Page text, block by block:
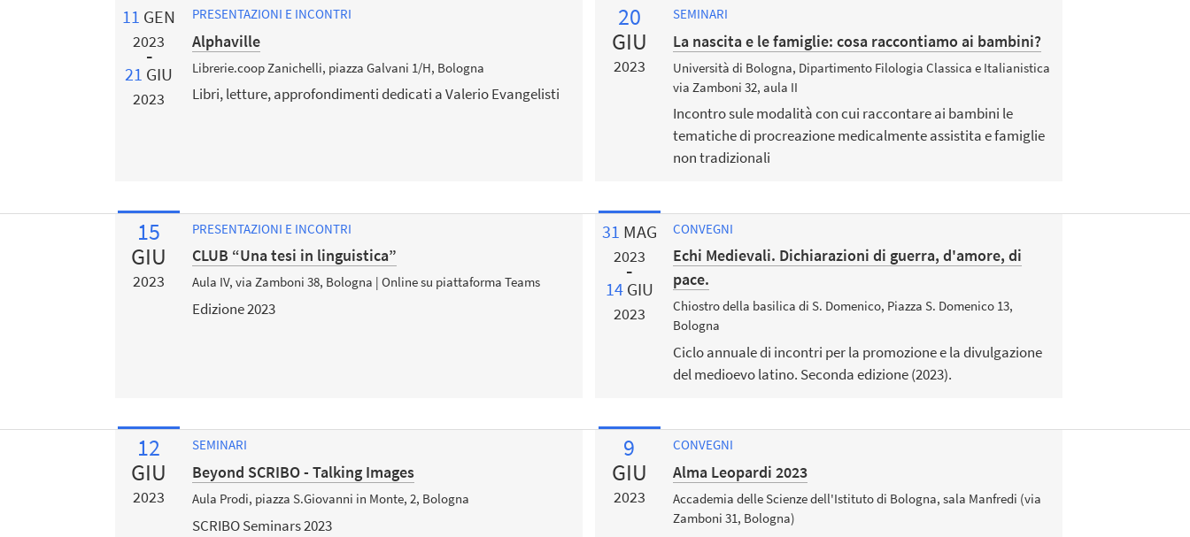
11 GEN
2023
21 GIU
2023
PRESENTAZIONI E INCONTRI
Alphaville
Librerie.coop Zanichelli, piazza Galvani 1/H, Bologna
Libri, letture, approfondimenti dedicati a Valerio Evangelisti
20
GIU
2023
SEMINARI
La nascita e le famiglie: cosa raccontiamo ai bambini?
Università di Bologna, Dipartimento Filologia Classica e Italianistica
via Zamboni 32, aula II
Incontro sule modalità con cui raccontare ai bambini le
tematiche di procreazione medicalmente assistita e famiglie
non tradizionali
15
GIU
2023
PRESENTAZIONI E INCONTRI
CLUB “Una tesi in linguistica”
Aula IV, via Zamboni 38, Bologna | Online su piattaforma Teams
Edizione 2023
31 MAG
2023
14 GIU
2023
CONVEGNI
Echi Medievali. Dichiarazioni di guerra, d'amore, di
pace.
Chiostro della basilica di S. Domenico, Piazza S. Domenico 13,
Bologna
Ciclo annuale di incontri per la promozione e la divulgazione
del medioevo latino. Seconda edizione (2023).
12
GIU
2023
SEMINARI
Beyond SCRIBO - Talking Images
Aula Prodi, piazza S.Giovanni in Monte, 2, Bologna
SCRIBO Seminars 2023
9
GIU
2023
CONVEGNI
Alma Leopardi 2023
Accademia delle Scienze dell'Istituto di Bologna, sala Manfredi (via
Zamboni 31, Bologna)